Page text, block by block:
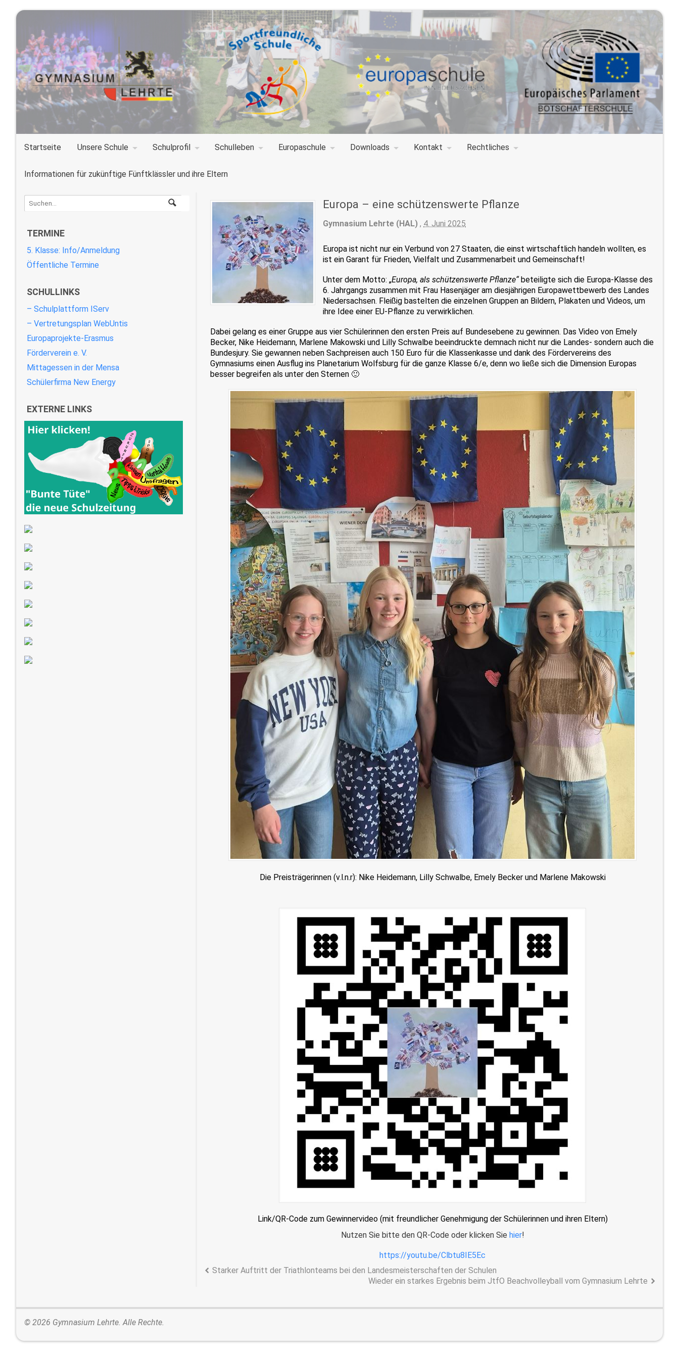
Startseite Unsere Schule Schulprofil Schulleben Europaschule Downloads Kontakt Rechtliches
Informationen für zukünftige Fünftklässler und ihre Eltern
Europa – eine schützenswerte Pflanze
Gymnasium Lehrte (HAL) , 4. Juni 2025
Europa ist nicht nur ein Verbund von 27 Staaten, die einst wirtschaftlich handeln wollten, es
ist ein Garant für Frieden, Vielfalt und Zusammenarbeit und Gemeinschaft!
Unter dem Motto: „Europa, als schützenswerte Pflanze“beteiligte sich die Europa-Klasse des
6. Jahrgangs zusammen mit Frau Hasenjäger am diesjährigen Europawettbewerb des Landes
Niedersachsen. Fleißig bastelten die einzelnen Gruppen an Bildern, Plakaten und Videos, um
ihre Idee einer EU-Pflanze zu verwirklichen.
Dabei gelang es einer Gruppe aus vier Schülerinnen den ersten Preis auf Bundesebene zu gewinnen. Das Video von Emely
Becker, Nike Heidemann, Marlene Makowski und Lilly Schwalbe beeindruckte demnach nicht nur die Landes- sondern auch die
Bundesjury. Sie gewannen neben Sachpreisen auch 150 Euro für die Klassenkasse und dank des Fördervereins des
Gymnasiums einen Ausflug ins Planetarium Wolfsburg für die ganze Klasse 6/e, denn wo ließe sich die Dimension Europas
besser begreifen als unter den Sternen 🙂
Die Preisträgerinnen (v.l.n.r): Nike Heidemann, Lilly Schwalbe, Emely Becker und Marlene Makowski
Link/QR-Code zum Gewinnervideo (mit freundlicher Genehmigung der Schülerinnen und ihren Eltern)
Nutzen Sie bitte den QR-Code oder klicken Sie hier!
https://youtu.be/Clbtu8IE5Ec
Starker Auftritt der Triathlonteams bei den Landesmeisterschaften der Schulen
Wieder ein starkes Ergebnis beim JtfO Beachvolleyball vom Gymnasium Lehrte
TERMINE
5. Klasse: Info/Anmeldung
Öffentliche Termine
SCHULLINKS
– Schulplattform IServ
– Vertretungsplan WebUntis
Europaprojekte-Erasmus
Förderverein e. V.
Mittagessen in der Mensa
Schülerfirma New Energy
EXTERNE LINKS
© 2026 Gymnasium Lehrte. Alle Rechte.